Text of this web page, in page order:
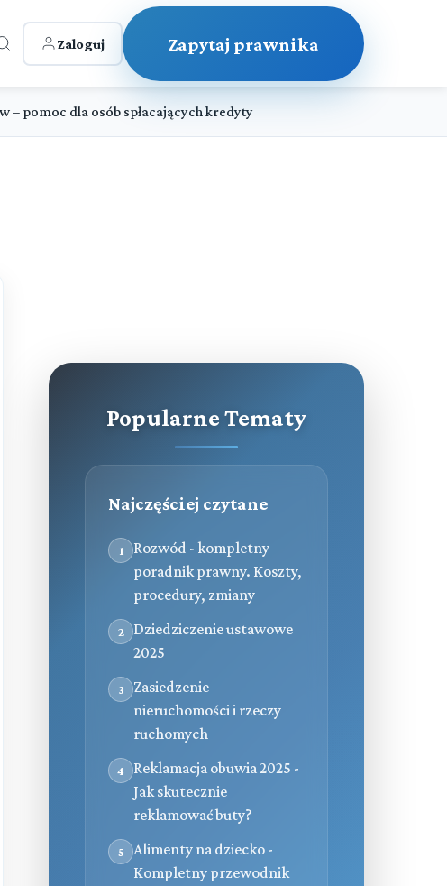
Zaloguj Zapytaj prawnika
– pomoc dla osób spłacających kredyty
Popularne Tematy
Najczęściej czytane
1
Rozwód - kompletny
poradnik prawny. Koszty,
procedury, zmiany
2
Dziedziczenie ustawowe
2025
3
Zasiedzenie
nieruchomości i rzeczy
ruchomych
4
Reklamacja obuwia 2025 -
Jak skutecznie
reklamować buty?
5
Alimenty na dziecko -
Kompletny przewodnik